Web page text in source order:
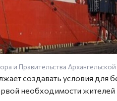
и Правительства
создавать условия для
необходимости